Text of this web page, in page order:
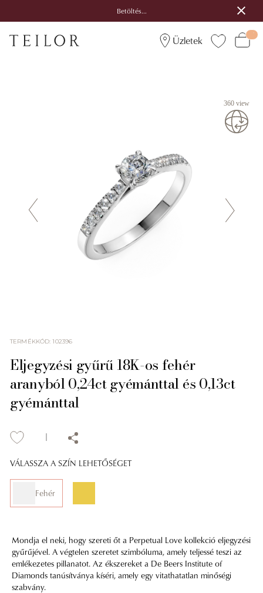
Betöltés...
Üzletek
360 view
TERMÉKKÓD:102396
Eljegyzési gyűrű 18K-os fehér
aranyból 0,24ct gyémánttal és 0,13ct
gyémánttal
VÁLASSZA A SZÍN LEHETŐSÉGET
Fehér
Mondja el neki, hogy szereti őt a Perpetual Love kollekció eljegyzési
gyűrűjével. A végtelen szeretet szimbóluma, amely teljessé teszi az
emlékezetes pillanatot. Az ékszereket a De Beers Institute of
Diamonds tanúsítványa kíséri, amely egy vitathatatlan minőségi
szabvány.